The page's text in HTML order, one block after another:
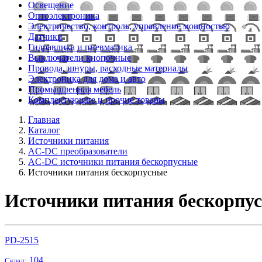
Освещение
Оптоэлектроника
Электричество, контроль, управление мощностью
Датчики
Гидравлика и пневматика
Выключатели кнопочные
Провода, шнуры, расходные материалы
Электроника для дома и авто
Промышленная мебель
Комплектующие и прочие товары
Главная
Каталог
Источники питания
AC-DC преобразователи
AC-DC источники питания бескорпусные
Источники питания бескорпусные
Источники питания
PD-2515
104